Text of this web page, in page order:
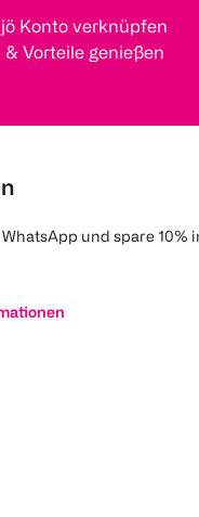
jö Konto verknüpfen
& Vorteile genießen
und spare 10%